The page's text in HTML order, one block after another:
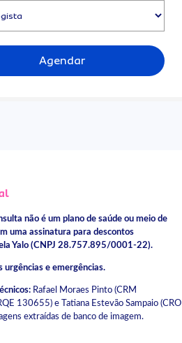
Agendar
não é um plano de saúde ou meio de
uma assinatura para descontos
Yalo (CNPJ 28.757.895/0001-22).
urgências e emergências.
Rafael Moraes Pinto (CRM
130655) e Tatiana Estevão Sampaio (CRO
extraídas de banco de imagem.